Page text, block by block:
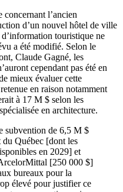
concernant l’ancien
d’un nouvel hôtel de ville
touristique ne
a été modifié. Selon le
Claude Gagné, les
cependant pas été en
mieux évaluer cette
en raison notamment
à 17 M $ selon les
en architecture.
subvention de 6,5 M $
du Québec [dont les
en 2029] et
[250 000 $]
bureaux pour la
élevé pour justifier ce